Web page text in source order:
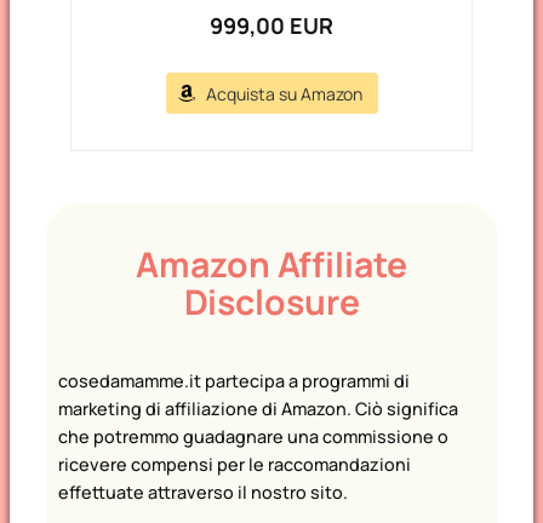
999,00 EUR
Acquista su Amazon
Amazon Affiliate
Disclosure
cosedamamme.it partecipa a programmi di
marketing di affiliazione di Amazon. Ciò significa
che potremmo guadagnare una commissione o
ricevere compensi per le raccomandazioni
effettuate attraverso il nostro sito.